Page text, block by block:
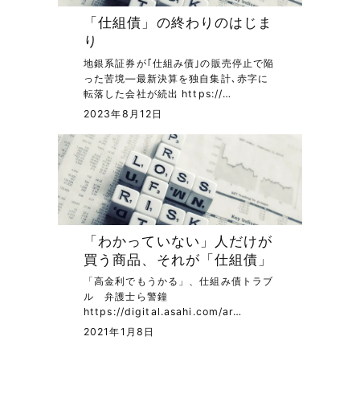
「仕組債」の終わりのはじま
り
地銀系証券が｢仕組み債｣の販売停止で陥
った苦境―最新決算を独自集計､赤字に
転落した会社が続出 https://…
2023年8月12日
「わかっていない」人だけが
買う商品、それが「仕組債」
「高金利でもうかる」、仕組み債トラブ
ル 弁護士ら警鐘
https://digital.asahi.com/ar…
2021年1月8日